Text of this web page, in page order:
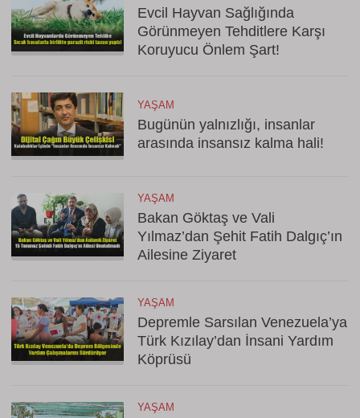
Evcil Hayvan Sağlığında
Görünmeyen Tehditlere Karşı
Koruyucu Önlem Şart!
YAŞAM
Bugünün yalnızlığı, insanlar
arasında insansız kalma hali!
YAŞAM
Bakan Göktaş ve Vali
Yılmaz’dan Şehit Fatih Dalgıç’ın
Ailesine Ziyaret
YAŞAM
Depremle Sarsılan Venezuela’ya
Türk Kızılay’dan İnsani Yardım
Köprüsü
YAŞAM